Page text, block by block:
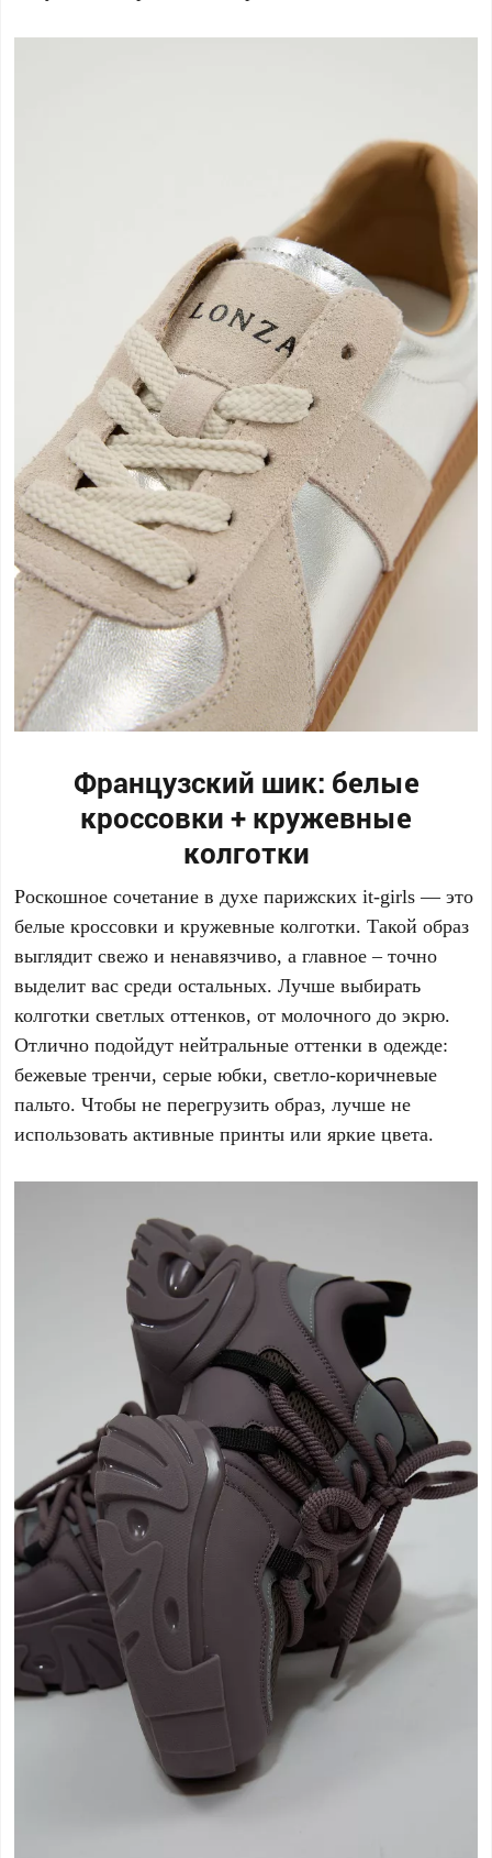
Французский шик: белые
кроссовки + кружевные
колготки
Роскошное сочетание в духе парижских it-girls — это
белые кроссовки и кружевные колготки. Такой образ
выглядит свежо и ненавязчиво, а главное – точно
выделит вас среди остальных. Лучше выбирать
колготки светлых оттенков, от молочного до экрю.
Отлично подойдут нейтральные оттенки в одежде:
бежевые тренчи, серые юбки, светло-коричневые
пальто. Чтобы не перегрузить образ, лучше не
использовать активные принты или яркие цвета.